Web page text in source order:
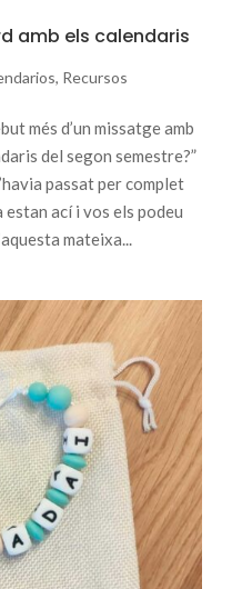
amb els calendaris
, Recursos
més d’un missatge amb
del segon semestre?”
passat per complet
ací i vos els podeu
mateixa...